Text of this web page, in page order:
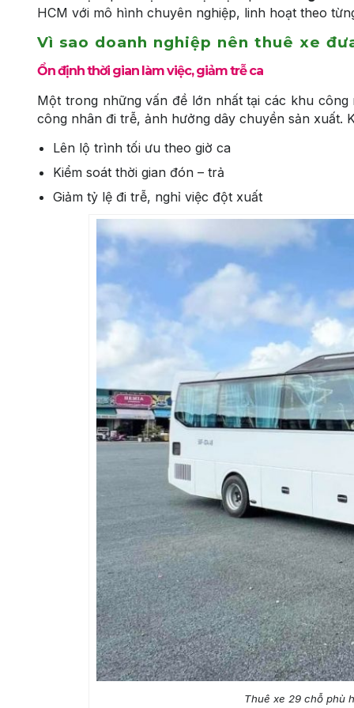
HCM với mô hình chuyên nghiệp, linh hoạt theo
Vì sao doanh nghiệp nên thuê xe
Ổn định thời gian làm việc, giảm trễ ca
Một trong những vấn đề lớn nhất tại các khu
công nhân đi trễ, ảnh hưởng dây chuyền sản xuất.
Lên lộ trình tối ưu theo giờ ca
Kiểm soát thời gian đón – trả
Giảm tỷ lệ đi trễ, nghỉ việc đột xuất
Thuê xe 29 chỗ phù